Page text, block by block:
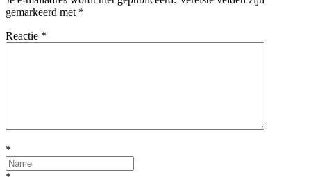
gemarkeerd met *
Reactie *
*